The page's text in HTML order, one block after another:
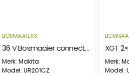
BOSMAAIERS
36 V Bosmaaier connector type D-greep
Merk: Makita
Model: UR201CZ
Merk:
Model: